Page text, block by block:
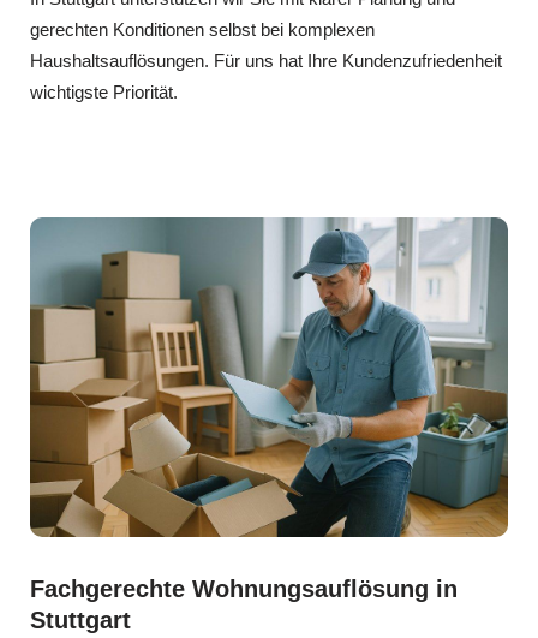
gerechten Konditionen selbst bei komplexen
Haushaltsauflösungen. Für uns hat Ihre Kundenzufriedenheit
wichtigste Priorität.
Fachgerechte Wohnungsauflösung in
Stuttgart